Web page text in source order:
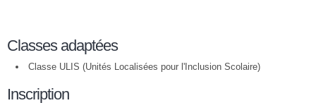
Classes adaptées
Classe ULIS (Unités Localisées pour l'Inclusion Scolaire)
Inscription